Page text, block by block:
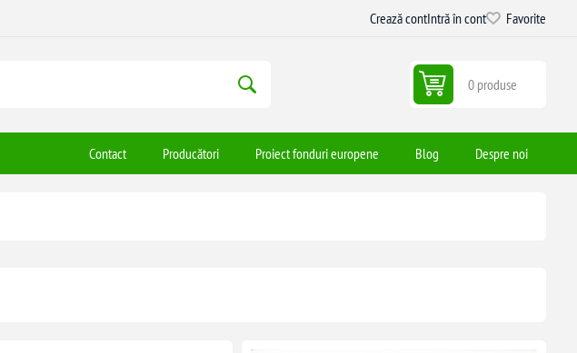
Crează contIntră în cont Favorite
0 produse
Contact Producători Proiect fonduri europene Blog Despre noi